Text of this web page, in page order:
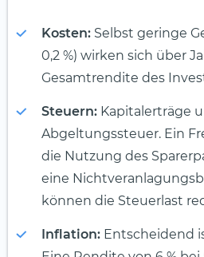
Kosten: Selbst geringe
0,2 %) wirken sich über
Gesamtrendite des
Steuern: Kapitalerträge
Abgeltungssteuer. Ein
die Nutzung des
eine
können die Steuerlast
Inflation: Entscheidend